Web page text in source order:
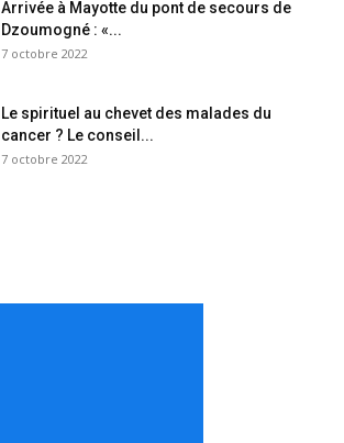
Arrivée à Mayotte du pont de secours de
Dzoumogné : «...
7 octobre 2022
Le spirituel au chevet des malades du
cancer ? Le conseil...
7 octobre 2022